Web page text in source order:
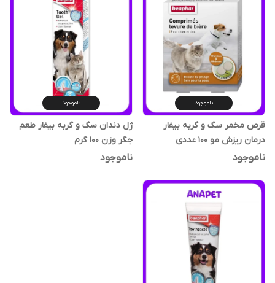
ناموجود
قرص مخمر سگ و گربه بیفار
درمان ریزش مو 100 عددی
ناموجود
ناموجود
ژل دندان سگ و گربه بیفار طعم
جگر وزن 100 گرم
ناموجود